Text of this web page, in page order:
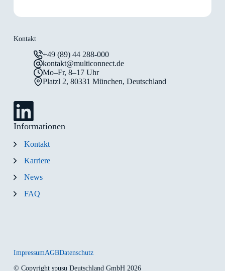
Kontakt
+49 (89) 44 288-000
kontakt@multiconnect.de
Mo–Fr, 8–17 Uhr
Platzl 2, 80331 München, Deutschland
Informationen
Kontakt
Karriere
News
FAQ
© Copyright spusu Deutschland GmbH 2026
ImpressumAGBDatenschutz